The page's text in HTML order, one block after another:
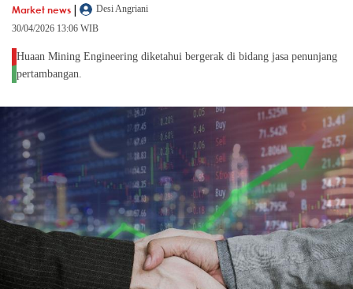
Market news |
Desi Angriani
30/04/2026 13:06 WIB
Huaan Mining Engineering diketahui bergerak di bidang jasa penunjang
pertambangan.